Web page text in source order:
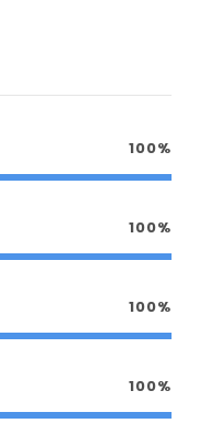
100%
100%
100%
100%